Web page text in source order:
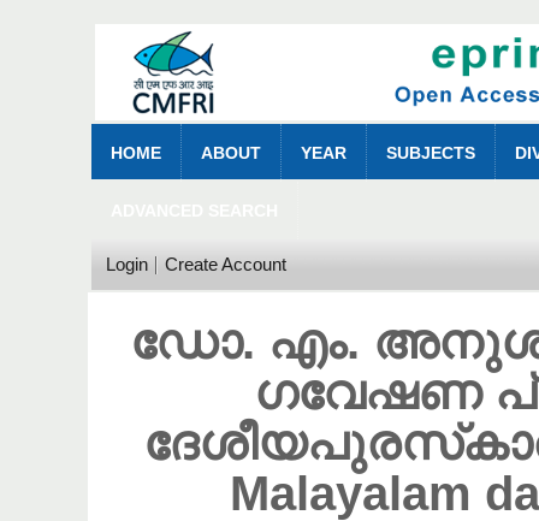
HOME ABOUT YEAR SUBJECTS
Login Create Account
ഡോ. എം.
ഗവേഷണ
Malayalam